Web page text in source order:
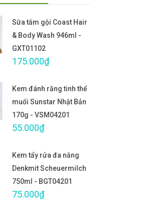
Sữa tắm gội Coast Hair
& Body Wash 946ml -
GXT01102
175.000₫
Kem đánh răng tinh thể
muối Sunstar Nhật Bản
170g - VSM04201
55.000₫
Kem tẩy rửa đa năng
Denkmit Scheuermilch
750ml - BGT04201
75.000₫